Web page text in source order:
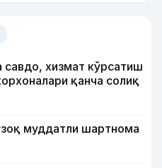
савдо, хизмат кўрсатиш
қанча солиқ
муддатли шартнома